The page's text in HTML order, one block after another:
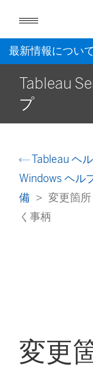
最新情報について
Tableau
プ
Tableau ヘ
Windows ヘル
備
変更箇
く事柄
変更